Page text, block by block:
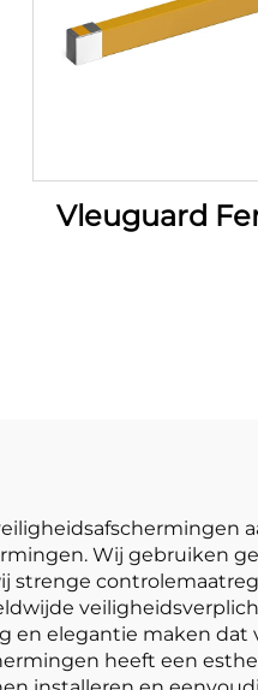
Vleuguard
Wij gebruiken
elegantie maken
heeft een